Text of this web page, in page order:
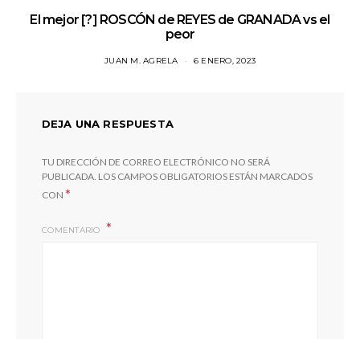
El mejor [?] ROSCÓN de REYES de GRANADA vs el
peor
JUAN M. AGRELA 6 ENERO, 2023
DEJA UNA RESPUESTA
TU DIRECCIÓN DE CORREO ELECTRÓNICO NO SERÁ
PUBLICADA. LOS CAMPOS OBLIGATORIOS ESTÁN MARCADOS
CON *
COMENTARIO